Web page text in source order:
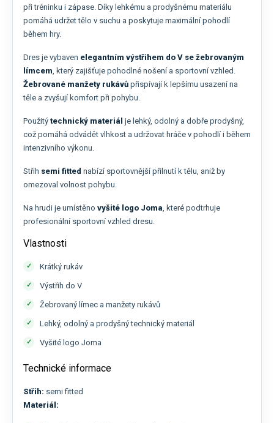
při tréninku i zápase. Díky lehkému a prodyšnému materiálu
pomáhá udržet tělo v suchu a poskytuje maximální pohodlí
během hry.
Dres je vybaven elegantním výstřihem do V se žebrovaným
límcem, který zajišťuje pohodlné nošení a sportovní vzhled.
Žebrované manžety rukávů přispívají k lepšímu usazení na
těle a zvyšují komfort při pohybu.
Použitý technický materiál je lehký, odolný a dobře prodyšný,
což pomáhá odvádět vlhkost a udržovat hráče v pohodlí i během
intenzivního výkonu.
Střih semi fitted nabízí sportovnější přilnutí k tělu, aniž by
omezoval volnost pohybu.
Na hrudi je umístěno vyšité logo Joma, které podtrhuje
profesionální sportovní vzhled dresu.
Vlastnosti
Krátký rukáv
Výstřih do V
Žebrovaný límec a manžety rukávů
Lehký, odolný a prodyšný technický materiál
Vyšité logo Joma
Technické informace
Střih: semi fitted
Materiál: